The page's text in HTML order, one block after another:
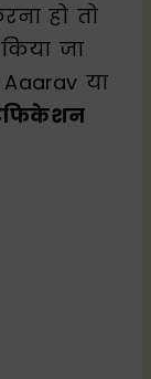
हो तो
जा
या